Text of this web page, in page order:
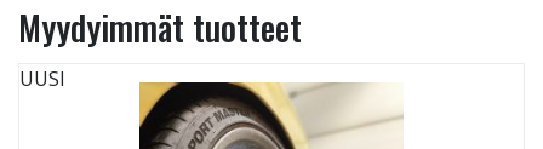
Myydyimmät tuotteet
UUSI